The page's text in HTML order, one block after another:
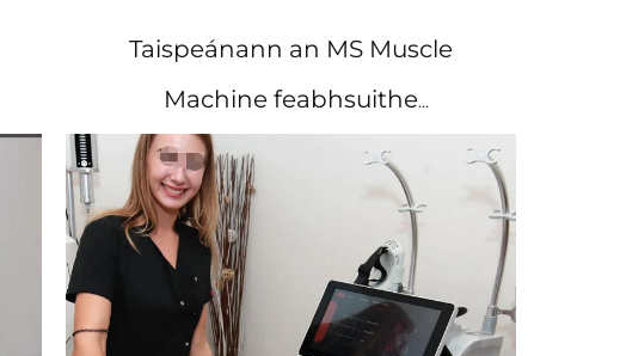
Taispeánann an MS Muscle
Machine feabhsuithe
tomhaltacha sa tonas airm, sa
chruálacht, agus sa chruth coirp